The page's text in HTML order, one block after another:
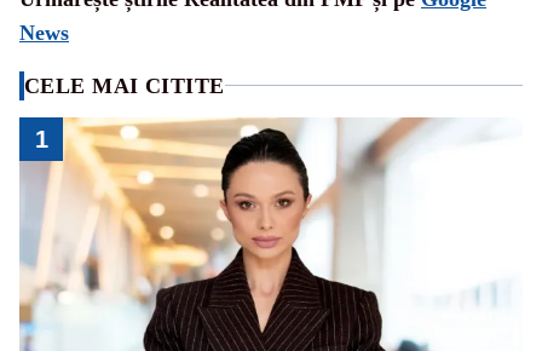
News
CELE MAI CITITE
1